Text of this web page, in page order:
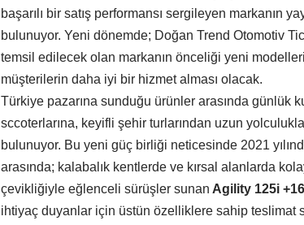
başarılı bir satış performansı sergileyen markanın
bulunuyor. Yeni dönemde; Doğan Trend Otomotiv
temsil edilecek olan markanın önceliği yeni
müşterilerin daha iyi bir hizmet alması olacak.
Türkiye pazarına sunduğu ürünler arasında günlük
sccoterlarına, keyifli şehir turlarından uzun
bulunuyor. Bu yeni güç birliği neticesinde 2021
arasında; kalabalık kentlerde ve kırsal alanlarda
çevikliğiyle eğlenceli sürüşler sunan Agility 125i
ihtiyaç duyanlar için üstün özelliklere sahip teslimat